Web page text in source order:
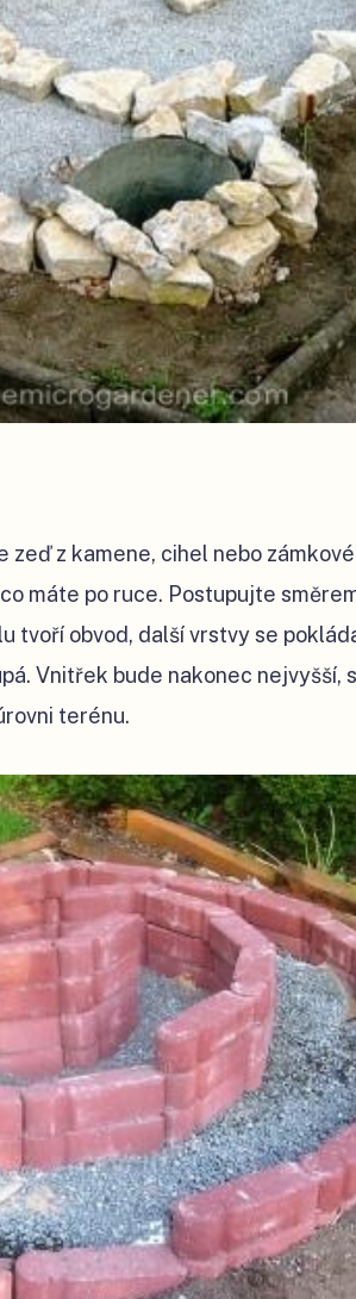
z kamene, cihel nebo
máte po ruce. Postupujte
tvoří obvod, další vrstvy se
Vnitřek bude nakonec nejvyšší,
terénu.